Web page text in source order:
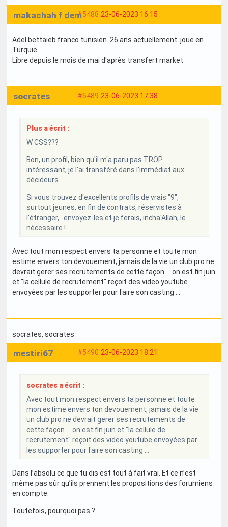
#5488 23-06-2023 16:15
makachah f dem
Adel bettaieb franco tunisien 26 ans actuellement joue en
Turquie
Libre depuis le mois de mai d'après transfert market
#5489 23-06-2023 17:38
socrates
Plus a écrit :
W CSS???
Bon, un profil, bien qu'il m'a paru pas TROP
intéressant, je l'ai transféré dans l'immédiat aux
décideurs.
Si vous trouvez d'excellents profils de vrais "9",
surtout jeunes, en fin de contrats, réservistes à
l'étranger,...envoyez-les et je ferais, incha'Allah, le
nécessaire !
Avec tout mon respect envers ta personne et toute mon
estime envers ton devouement, jamais de la vie un club pro ne
devrait gerer ses recrutements de cette façon ... on est fin juin
et "la cellule de recrutement" reçoit des video youtube
envoyées par les supporter pour faire son casting ...
socrates, socrates
#5490 23-06-2023 18:21
mestiri67
socrates a écrit :
Avec tout mon respect envers ta personne et toute
mon estime envers ton devouement, jamais de la vie
un club pro ne devrait gerer ses recrutements de
cette façon ... on est fin juin et "la cellule de
recrutement" reçoit des video youtube envoyées par
les supporter pour faire son casting ...
Dans l’absolu ce que tu dis est tout à fait vrai. Et ce n’est
même pas sûr qu’ils prennent les propositions des forumiens
en compte.
Toutefois, pourquoi pas ?